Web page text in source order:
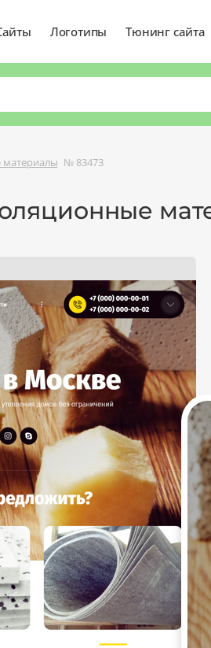
Логотипы Тюнинг сайта
материалы № 83473